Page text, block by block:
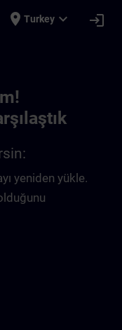
place Turkey expand_more login
yeniden yükle.